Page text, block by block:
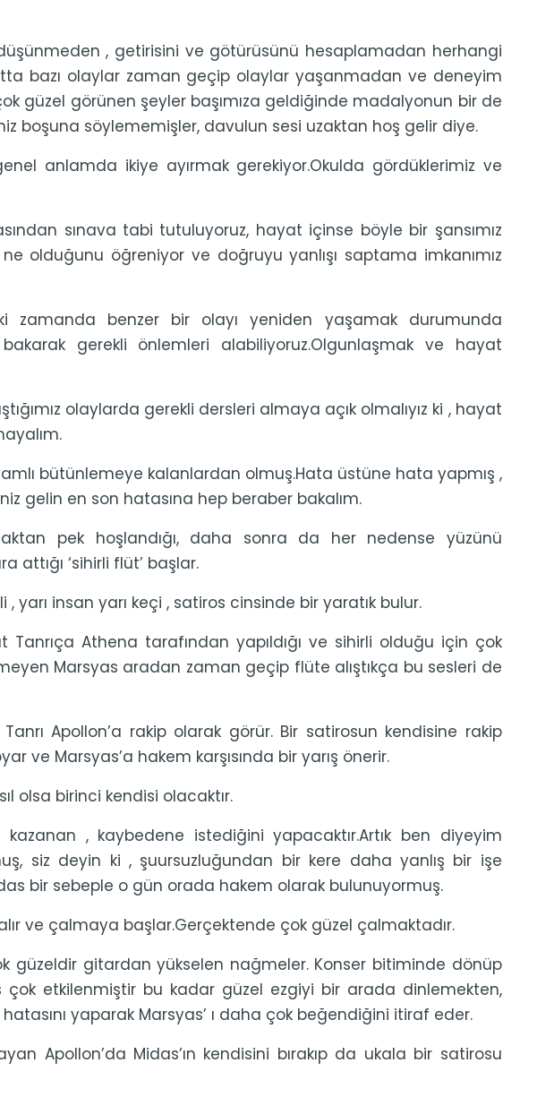
, getirisini ve götürüsünü hesaplamadan herhangi
bazı olaylar zaman geçip olaylar yaşanmadan ve deneyim
güzel görünen şeyler başımıza geldiğinde madalyonun bir de
boşuna söylememişler, davulun sesi uzaktan hoş gelir diye.
anlamda ikiye ayırmak gerekiyor.Okulda gördüklerimiz ve
sınava tabi tutuluyoruz, hayat içinse böyle bir şansımız
olduğunu öğreniyor ve doğruyu yanlışı saptama imkanımız
zamanda benzer bir olayı yeniden yaşamak durumunda
gerekli önlemleri alabiliyoruz.Olgunlaşmak ve hayat
olaylarda gerekli dersleri almaya açık olmalıyız ki , hayat
bütünlemeye kalanlardan olmuş.Hata üstüne hata yapmış ,
gelin en son hatasına hep beraber bakalım.
pek hoşlandığı, daha sonra da her nedense yüzünü
attığı ‘sihirli flüt’ başlar.
yarı insan yarı keçi , satiros cinsinde bir yaratık bulur.
Athena tarafından yapıldığı ve sihirli olduğu için çok
Marsyas aradan zaman geçip flüte alıştıkça bu sesleri de
Apollon’a rakip olarak görür. Bir satirosun kendisine rakip
ve Marsyas’a hakem karşısında bir yarış önerir.
olsa birinci kendisi olacaktır.
, kaybedene istediğini yapacaktır.Artık ben diyeyim
siz deyin ki , şuursuzluğundan bir kere daha yanlış bir işe
bir sebeple o gün orada hakem olarak bulunuyormuş.
ve çalmaya başlar.Gerçektende çok güzel çalmaktadır.
güzeldir gitardan yükselen nağmeler. Konser bitiminde dönüp
çok etkilenmiştir bu kadar güzel ezgiyi bir arada dinlemekten,
yaparak Marsyas’ ı daha çok beğendiğini itiraf eder.
Apollon’da Midas’ın kendisini bırakıp da ukala bir satirosu